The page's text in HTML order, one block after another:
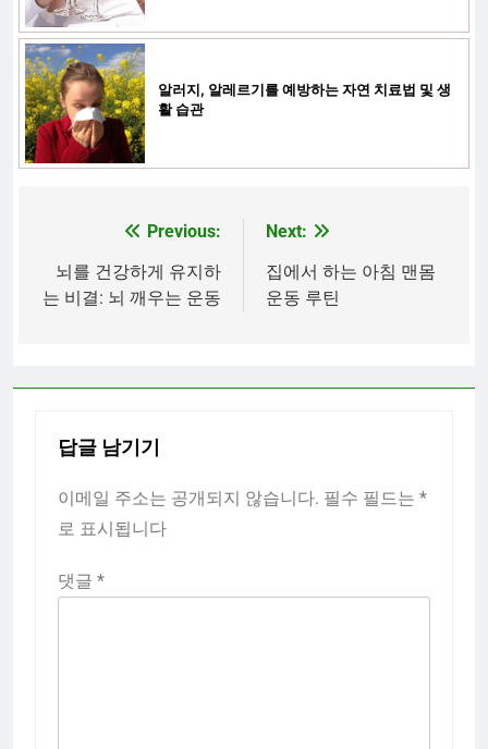
알러지, 알레르기를 예방하는 자연 치료법 및 생
활 습관
탐
색
Previous:
뇌를 건강하게 유지하
는 비결: 뇌 깨우는 운동
Next:
집에서 하는 아침 맨몸
운동 루틴
답글 남기기
이메일 주소는 공개되지 않습니다. 필수 필드는 *
로 표시됩니다
댓글 *